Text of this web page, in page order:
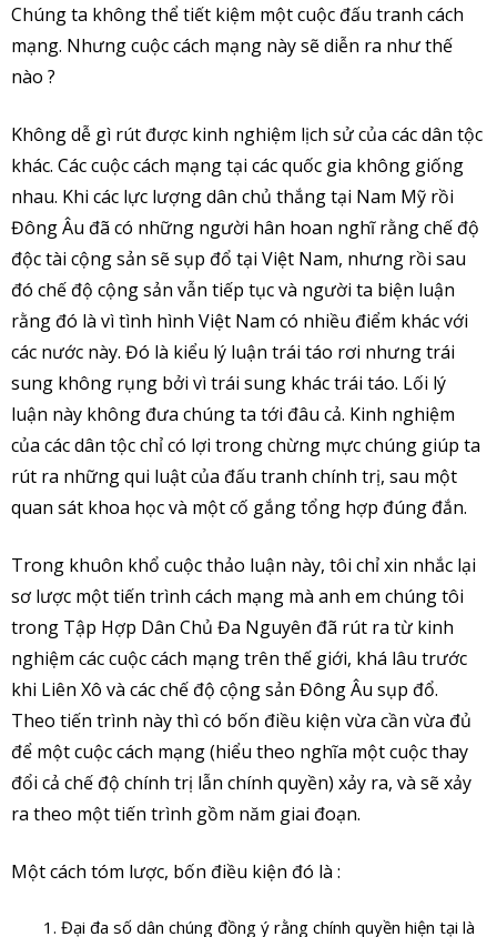
Chúng ta không thể tiết kiệm một cuộc đấu tranh cách
mạng. Nhưng cuộc cách mạng này sẽ diễn ra như thế
nào ?
Không dễ gì rút được kinh nghiệm lịch sử của các dân tộc
khác. Các cuộc cách mạng tại các quốc gia không giống
nhau. Khi các lực lượng dân chủ thắng tại Nam Mỹ rồi
Đông Âu đã có những người hân hoan nghĩ rằng chế độ
độc tài cộng sản sẽ sụp đổ tại Việt Nam, nhưng rồi sau
đó chế độ cộng sản vẫn tiếp tục và người ta biện luận
rằng đó là vì tình hình Việt Nam có nhiều điểm khác với
các nước này. Đó là kiểu lý luận trái táo rơi nhưng trái
sung không rụng bởi vì trái sung khác trái táo. Lối lý
luận này không đưa chúng ta tới đâu cả. Kinh nghiệm
của các dân tộc chỉ có lợi trong chừng mực chúng giúp ta
rút ra những qui luật của đấu tranh chính trị, sau một
quan sát khoa học và một cố gắng tổng hợp đúng đắn.
Trong khuôn khổ cuộc thảo luận này, tôi chỉ xin nhắc lại
sơ lược một tiến trình cách mạng mà anh em chúng tôi
trong Tập Hợp Dân Chủ Đa Nguyên đã rút ra từ kinh
nghiệm các cuộc cách mạng trên thế giới, khá lâu trước
khi Liên Xô và các chế độ cộng sản Đông Âu sụp đổ.
Theo tiến trình này thì có bốn điều kiện vừa cần vừa đủ
để một cuộc cách mạng (hiểu theo nghĩa một cuộc thay
đổi cả chế độ chính trị lẫn chính quyền) xảy ra, và sẽ xảy
ra theo một tiến trình gồm năm giai đoạn.
Một cách tóm lược, bốn điều kiện đó là :
Đại đa số dân chúng đồng ý rằng chính quyền hiện tại là